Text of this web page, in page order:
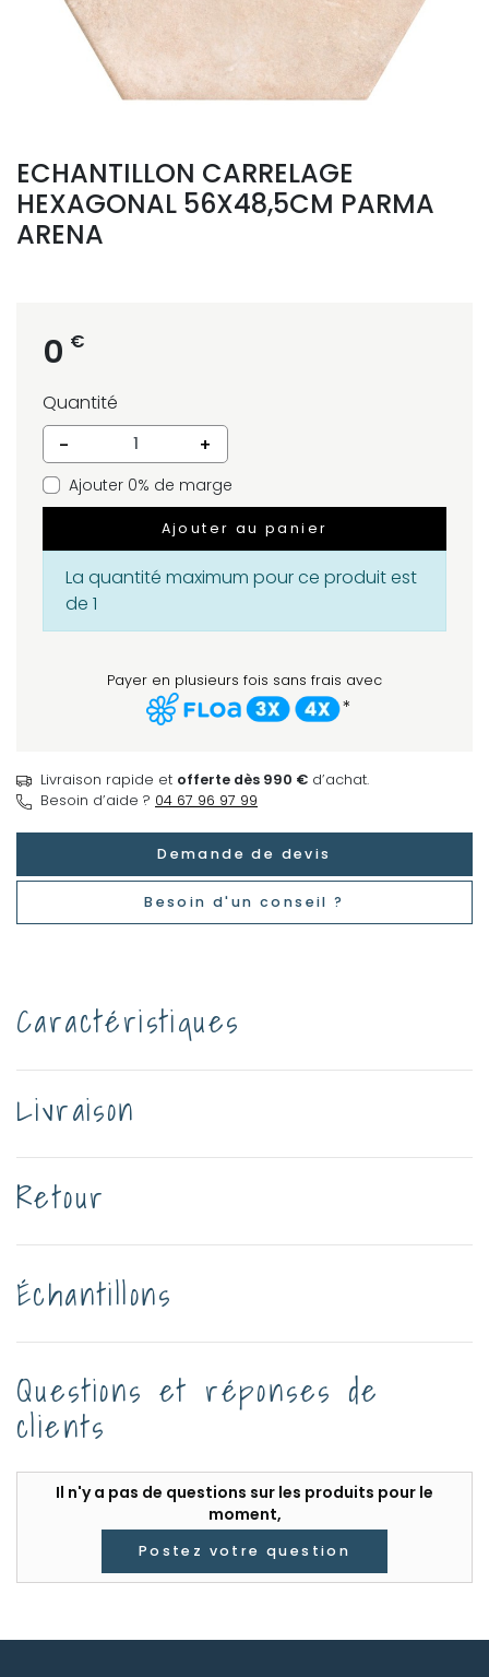
ECHANTILLON CARRELAGE
HEXAGONAL 56X48,5CM PARMA
ARENA
0 €
Quantité
-
+
Ajouter 0% de marge
Ajouter au panier
La quantité maximum pour ce produit est
de 1
Payer en plusieurs fois sans frais avec
*
Livraison rapide et offerte dès 990 € d’achat.
Besoin d’aide ? 04 67 96 97 99
Demande de devis
Besoin d'un conseil ?
Caractéristiques
Livraison
Retour
Échantillons
Questions et réponses de
clients
Il n'y a pas de questions sur les produits pour le
moment,
Postez votre question